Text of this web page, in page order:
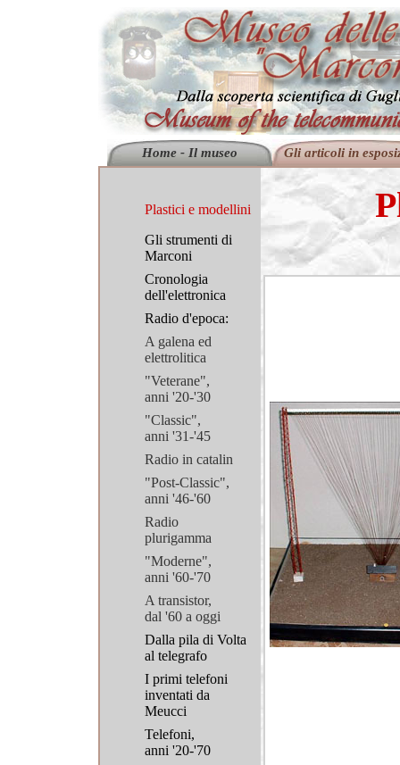
Home - Il museo Gli articoli in
Plastici e modellini
Gli strumenti di
Marconi
Cronologia
dell'elettronica
Radio d'epoca:
A galena ed
elettrolitica
"Veterane",
anni '20-'30
"Classic",
anni '31-'45
Radio in catalin
"Post-Classic",
anni '46-'60
Radio
plurigamma
"Moderne",
anni '60-'70
A transistor,
dal '60 a oggi
Dalla pila di Volta
al telegrafo
I primi telefoni
inventati da
Meucci
Telefoni,
anni '20-'70